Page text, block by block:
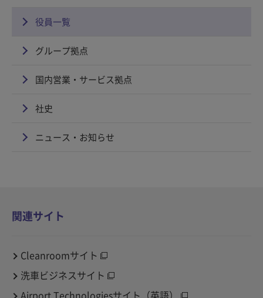
役員一覧
グループ拠点
国内営業・サービス拠点
社史
ニュース・お知らせ
関連サイト
Cleanroomサイト
洗車ビジネスサイト
Airport Technologiesサイト（英語）